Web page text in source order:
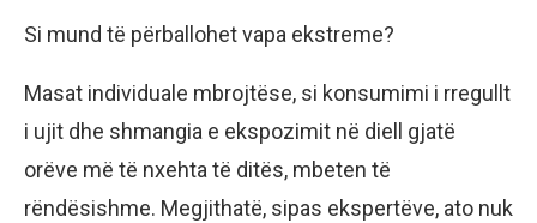
Si mund të përballohet vapa ekstreme?
Masat individuale mbrojtëse, si konsumimi i rregullt
i ujit dhe shmangia e ekspozimit në diell gjatë
orëve më të nxehta të ditës, mbeten të
rëndësishme. Megjithatë, sipas ekspertëve, ato nuk